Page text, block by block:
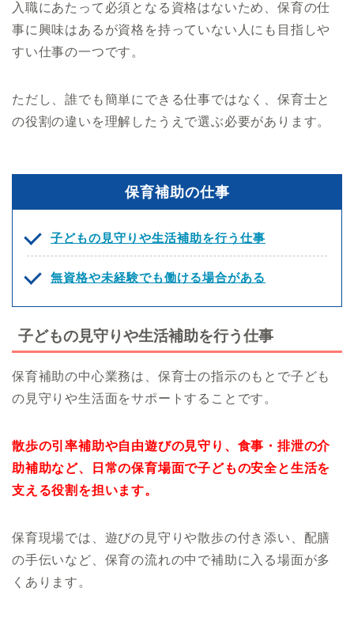
入職にあたって必須となる資格はないため、保育の仕
事に興味はあるが資格を持っていない人にも目指しや
すい仕事の一つです。
ただし、誰でも簡単にできる仕事ではなく、保育士と
の役割の違いを理解したうえで選ぶ必要があります。
保育補助の仕事
子どもの見守りや生活補助を行う仕事
無資格や未経験でも働ける場合がある
子どもの見守りや生活補助を行う仕事
保育補助の中心業務は、保育士の指示のもとで子ども
の見守りや生活面をサポートすることです。
散歩の引率補助や自由遊びの見守り、食事・排泄の介
助補助など、日常の保育場面で子どもの安全と生活を
支える役割を担います。
保育現場では、遊びの見守りや散歩の付き添い、配膳
の手伝いなど、保育の流れの中で補助に入る場面が多
くあります。